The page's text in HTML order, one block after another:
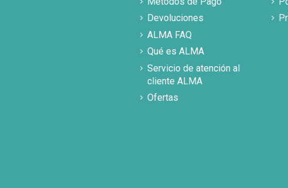
Devoluciones
ALMA FAQ
Qué es ALMA
Servicio de atención al
cliente ALMA
Ofertas